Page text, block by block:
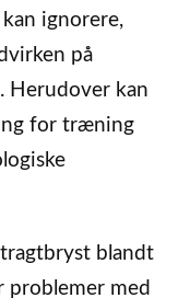
ignorere,
på
Herudover kan
for træning
blandt
problemer med